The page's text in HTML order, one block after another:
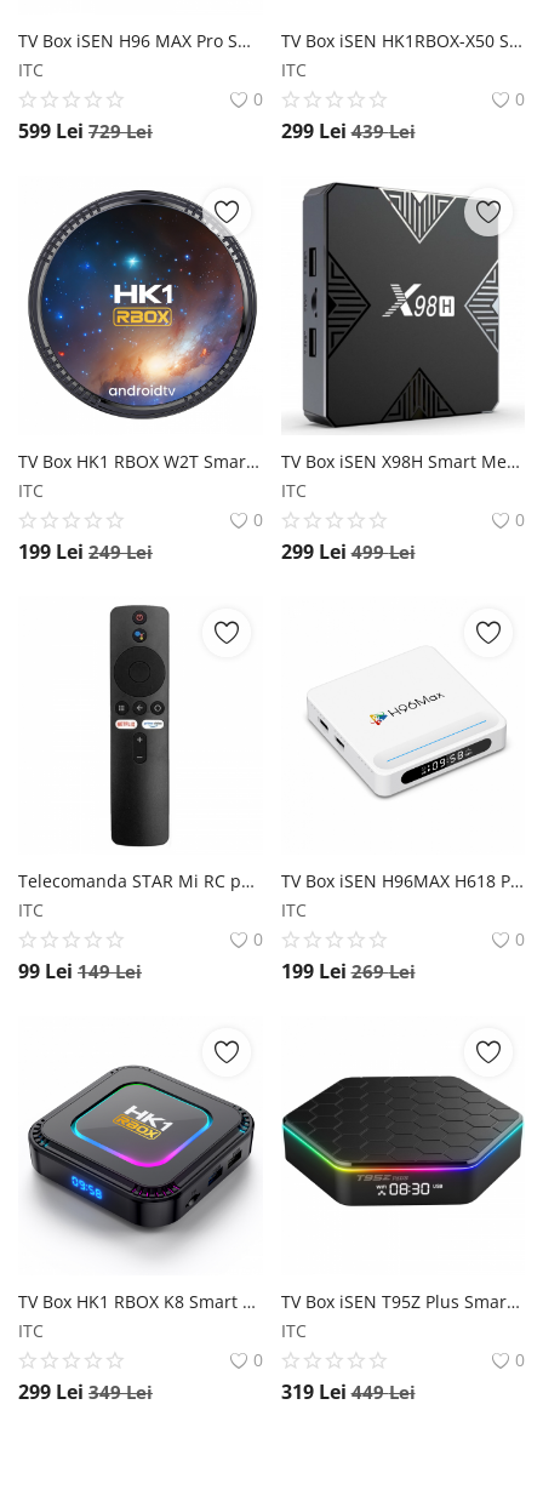
TV Box iSEN H96 MAX Pro Smart Media Player, 8K, 8GB RAM, 128GB ROM, RK3566 QuadCore, Android 11, Telecomanda cu giroscop si comanda vocala iSEN
ITC
0
599 Lei 729Lei
TV Box iSEN HK1RBOX-X50 Smart Media Player, Negru, 4K, 4GB RAM, 32GB ROM, Android 14, Amlogic S905A Quad Core A55, Control Vocal, Bluetooth 5.0 iSEN
ITC
0
299 Lei 439Lei
TV Box HK1 RBOX W2T Smart, 4K, Android 11, 2GB RAM, 16GB ROM, quad core ARM Cortex A35, control vocal 2.4G, Netflix,Hulu,Flixster, Youtube HK1 RBOX
ITC
0
199 Lei 249Lei
TV Box iSEN X98H Smart Media Player Negru, 4K, 4GB RAM, 32GB ROM, Android 12, Allwinner H618 Quad Core A53, Ethernet 100m, Bt 5.0 iSEN
ITC
0
299 Lei 499Lei
Telecomanda STAR Mi RC pentru Xiaomi TV Stick si Xiaomi Mi Box S, comanda vocala, bluetooth, infrarosu, taste dedicate Netflix si PrimeVideo Star
ITC
0
99 Lei 149Lei
TV Box iSEN H96MAX H618 Plus, 4K, Android 14, HDR10, 2GB RAM, 16GB ROM, Allwinner H618, WiFi6, BT 5.4, Ok Google, HDMI 2.0a, AUDIO OUT, Ethernet, Micro SD, USB 2.0 iSEN
ITC
0
199 Lei 269Lei
TV Box HK1 RBOX K8 Smart Media Player, 8K, Android 13, 4GB RAM, 64GB ROM, Quad Core ARM Cortex A53 - RK3528, AV1, WiFi6, Bt 5.0, HDMI HK1 RBOX
ITC
0
299 Lei 349Lei
TV Box iSEN T95Z Plus Smart Media Player, 4K, Decodare 6K, Android 12, 2GB RAM, 16GB ROM, H618 QuadCore, HDR10, WiFi 6, AirPlay, Miracast iSEN
ITC
0
319 Lei 449Lei